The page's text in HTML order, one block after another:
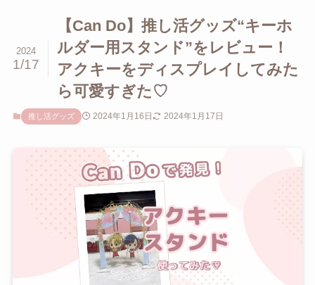
【Can Do】推し活グッズ“キーホ
ルダー用スタンド”をレビュー！
アクキーをディスプレイしてみた
ら可愛すぎた♡
2024
1/17
推し活グッズ 2024年1月16日 2024年1月17日